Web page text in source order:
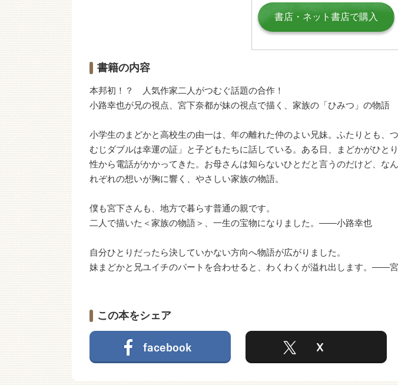
書店・ネット書店で購入
書籍の内容
本邦初！？ 人気作家二人がつむぐ話題の合作！
小路幸也が兄の視点、宮下奈都が妹の視点で描く、家族の「ひみつ」の物語
小学生のまどかと高校生の由一は、年の離れた仲のよい兄妹。ふたりとも、
むじダブルは幸運の証」と子どもたちに話している。ある日、まどかがひと
性から電話がかかってきた。お母さんは知らないひとだと言うのだけど、
れぞれの想いが胸に響く、やさしい家族の物語。
僕も宮下さんも、地方で暮らす普通の親です。
二人で描いた＜家族の物語＞、一生の宝物になりました。――小路幸也
自分ひとりだったら決していかない方向へ物語が広がりました。
妹まどかと兄ユイチのパートを合わせると、わくわくが溢れ出します。――
この本をシェア